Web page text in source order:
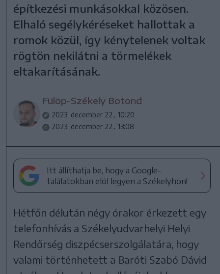
építkezési munkásokkal közösen.
Elhaló segélykéréseket hallottak a
romok közül, így kénytelenek voltak
rögtön nekilátni a törmelékek
eltakarításának.
Fülöp-Székely Botond
2023. december 22., 10:20
2023. december 22., 13:08
Itt állíthatja be, hogy a Google-
találatokban elöl legyen a Székelyhon!
Hétfőn délután négy órakor érkezett egy
telefonhívás a Székelyudvarhelyi Helyi
Rendőrség diszpécserszolgálatára, hogy
valami történhetett a Baróti Szabó Dávid